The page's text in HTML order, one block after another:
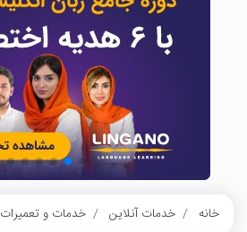
خانه خدمات آنلاین خدمات و تعمیرات